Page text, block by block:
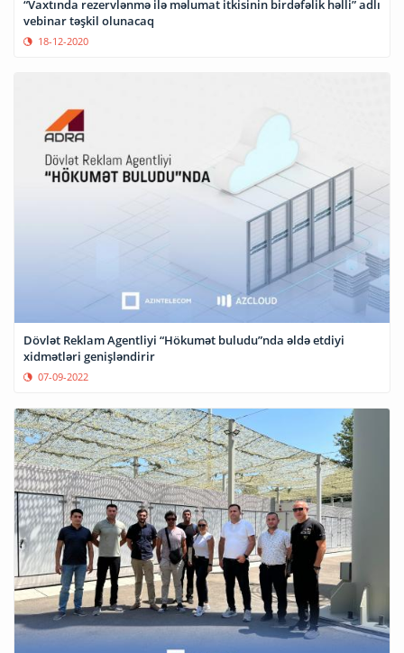
“Vaxtında rezervlənmə ilə məlumat itkisinin birdəfəlik həlli” adlı
vebinar təşkil olunacaq
18-12-2020
Dövlət Reklam Agentliyi “Hökumət buludu”nda əldə etdiyi
xidmətləri genişləndirir
07-09-2022